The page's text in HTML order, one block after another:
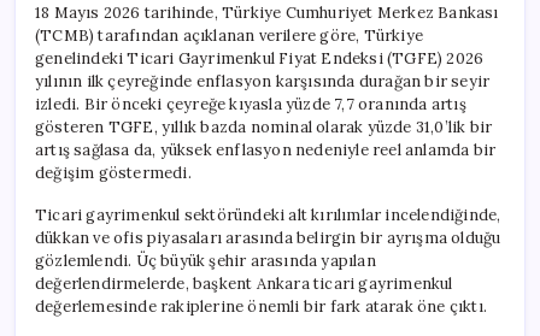
Oturdu
için
18 Mayıs 2026 tarihinde, Türkiye Cumhuriyet Merkez Bankası
(TCMB) tarafından açıklanan verilere göre, Türkiye
genelindeki Ticari Gayrimenkul Fiyat Endeksi (TGFE) 2026
yılının ilk çeyreğinde enflasyon karşısında durağan bir seyir
izledi. Bir önceki çeyreğe kıyasla yüzde 7,7 oranında artış
gösteren TGFE, yıllık bazda nominal olarak yüzde 31,0’lik bir
artış sağlasa da, yüksek enflasyon nedeniyle reel anlamda bir
değişim göstermedi.
Ticari gayrimenkul sektöründeki alt kırılımlar incelendiğinde,
dükkan ve ofis piyasaları arasında belirgin bir ayrışma olduğu
gözlemlendi. Üç büyük şehir arasında yapılan
değerlendirmelerde, başkent Ankara ticari gayrimenkul
değerlemesinde rakiplerine önemli bir fark atarak öne çıktı.